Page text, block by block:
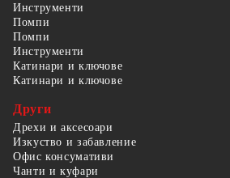
Инструменти
Помпи
Помпи
Инструменти
Катинари и ключове
Катинари и ключове
Други
Дрехи и аксесоари
Изкуство и забавление
Офис консумативи
Чанти и куфари